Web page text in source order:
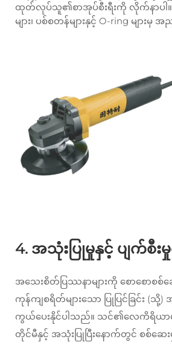
ထုတ်လုပ်သူ၏စာအုပ်စီးရီးကို လိုက်နာပါ။
များ၊ ပစ်စတန်များနှင့် O-ring များမှ
4. အသုံးပြုမှုနှင့် ပျက်စီး
အသေးစိတ်ပြဿနာများကို စောစောစစ်
ကုန်ကျစရိတ်များသော ပြုပြင်ခြင်း (သို့)
ကွယ်ပေးနိုင်ပါသည်။ သင်၏လေကိရိယာမျ
တိုင်မီနှင့် အသုံးပြုပြီးနောက်တွင် စစ်ဆေ